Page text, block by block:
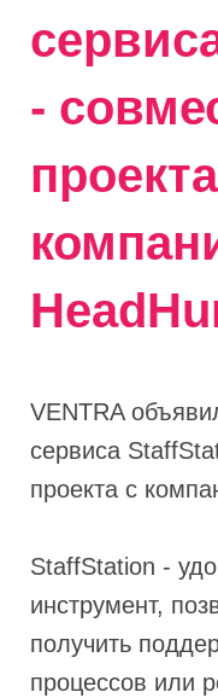
-
VENTRA
сервиса
проекта с
StaffStation -
инструмент,
получить
процессов или